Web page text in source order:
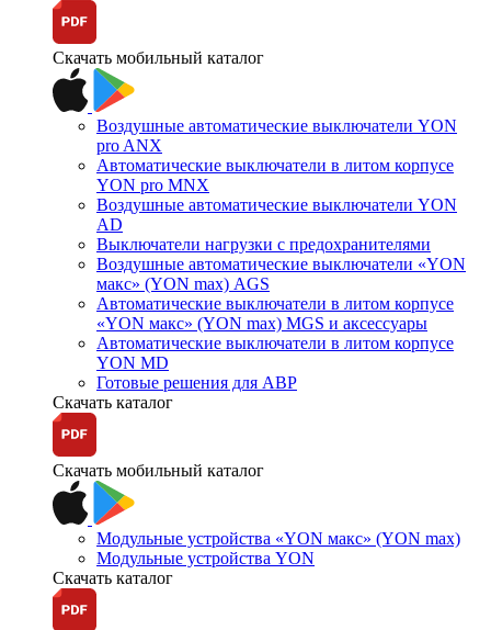
Скачать мобильный каталог
Воздушные автоматические выключатели YON
pro ANX
Автоматические выключатели в литом корпусе
YON pro MNX
Воздушные автоматические выключатели YON
AD
Выключатели нагрузки с предохранителями
Воздушные автоматические выключатели «YON
макс» (YON max) AGS
Автоматические выключатели в литом корпусе
«YON макс» (YON max) MGS и аксессуары
Автоматические выключатели в литом корпусе
YON MD
Готовые решения для АВР
Скачать каталог
Скачать мобильный каталог
Модульные устройства «YON макс» (YON max)
Модульные устройства YON
Скачать каталог